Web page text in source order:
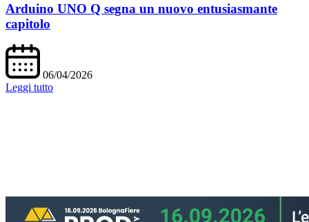
Arduino UNO Q segna un nuovo entusiasmante
capitolo
06/04/2026
Leggi tutto